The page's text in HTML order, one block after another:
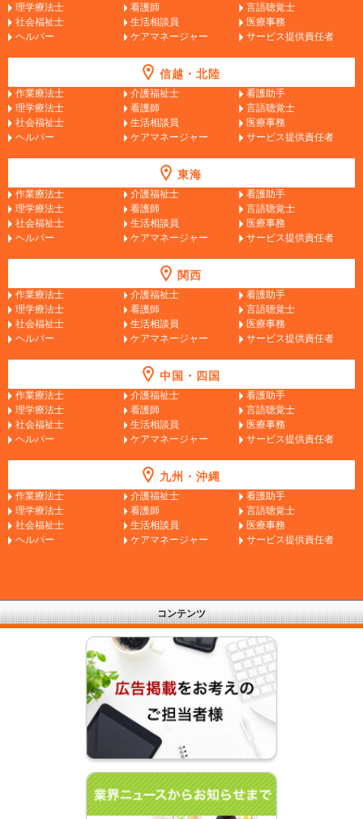
理学療法士
看護師
言語聴覚士
社会福祉士
生活相談員
医療事務
ヘルパー
ケアマネージャー サービス提供責任者
信越・北陸
作業療法士 介護福祉士
看護助手
理学療法士
看護師
言語聴覚士
社会福祉士
生活相談員
医療事務
ヘルパー
ケアマネージャー サービス提供責任者
東海
作業療法士 介護福祉士
看護助手
理学療法士
看護師
言語聴覚士
社会福祉士
生活相談員
医療事務
ヘルパー
ケアマネージャー サービス提供責任者
関西
作業療法士 介護福祉士
看護助手
理学療法士
看護師
言語聴覚士
社会福祉士
生活相談員
医療事務
ヘルパー
ケアマネージャー サービス提供責任者
中国・四国
作業療法士 介護福祉士
看護助手
理学療法士
看護師
言語聴覚士
社会福祉士
生活相談員
医療事務
ヘルパー
ケアマネージャー サービス提供責任者
九州・沖縄
作業療法士 介護福祉士
看護助手
理学療法士
看護師
言語聴覚士
社会福祉士
生活相談員
医療事務
ヘルパー
ケアマネージャー サービス提供責任者
コンテンツ